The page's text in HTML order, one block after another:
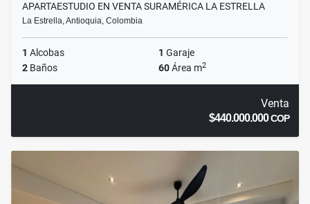
APARTAESTUDIO EN VENTA SURAMÉRICA LA ESTRELLA
La Estrella, Antioquia, Colombia
1 Alcobas 1 Garaje
2 Baños 60Área m2
Venta
$440.000.000COP